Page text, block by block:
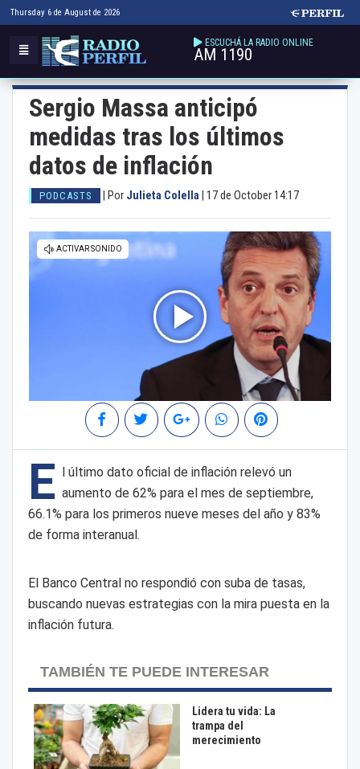
Thursday 6 de August de 2026
ESCUCHÁ LA RADIO ONLINE
AM 1190
Sergio Massa anticipó
medidas tras los últimos
datos de inflación
PODCASTS Por Julieta Colella 17 de October 14:17
E l último dato oficial de inflación relevó un
aumento de 62% para el mes de septiembre,
66.1% para los primeros nueve meses del año y 83%
de forma interanual.
El Banco Central no respondió con suba de tasas,
buscando nuevas estrategias con la mira puesta en la
inflación futura.
TAMBIÉN TE PUEDE INTERESAR
Lidera tu vida: La
trampa del
merecimiento